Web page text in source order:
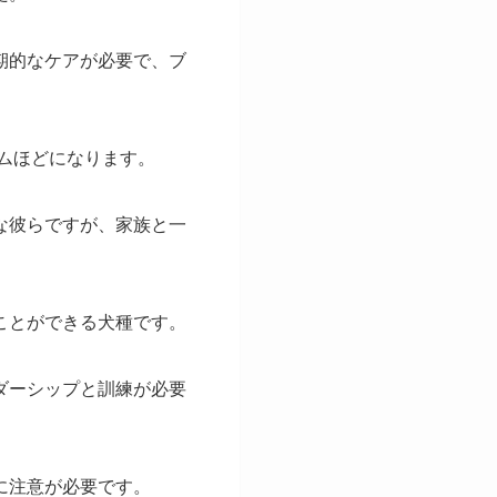
的なケアが必要で、ブ
どになります。
彼らですが、家族と一
ができる犬種です。
ーシップと訓練が必要
意が必要です。